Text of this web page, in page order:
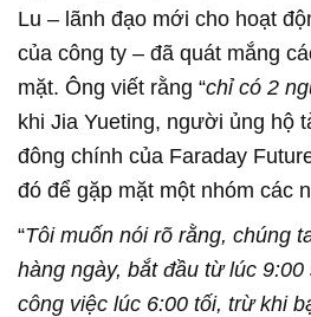
Lu – lãnh đạo mới cho hoạt
của công ty – đã quát mắng
mặt. Ông viết rằng “chỉ có 2
khi Jia Yueting, người ủng hộ
đông chính của Faraday
đó để gặp mặt một nhóm các
“Tôi muốn nói rõ rằng, chúng
hàng ngày, bắt đầu từ lúc
công việc lúc 6:00 tối, trừ khi